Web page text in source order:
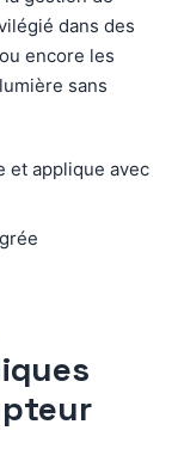
dans des
encore les
sans
et applique avec